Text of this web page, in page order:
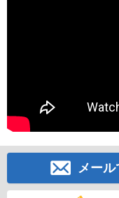
メール